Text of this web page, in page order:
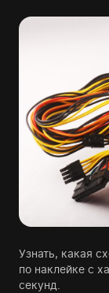
Узнать, какая
по наклейке с
секунд.